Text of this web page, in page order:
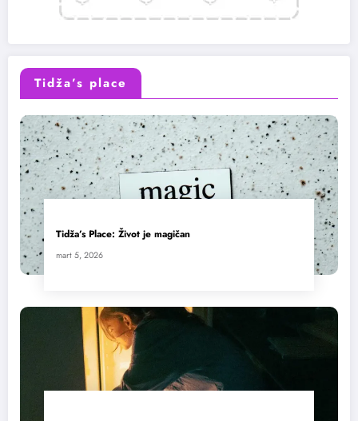
Tidža’s place
Tidža’s Place: Život je magičan
mart 5, 2026